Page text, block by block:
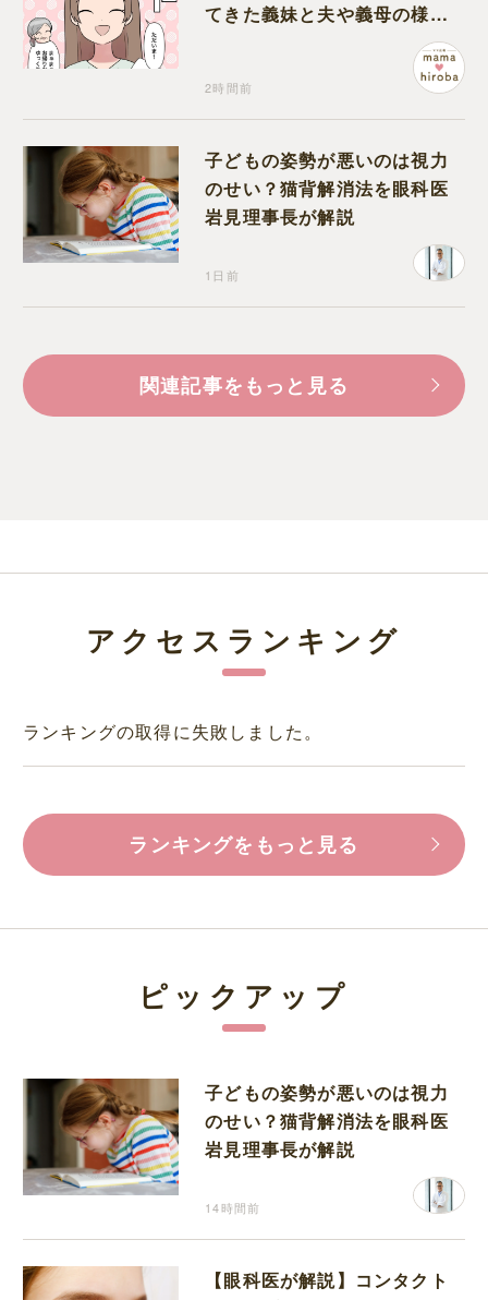
てきた義妹と夫や義母の様子
2時間前
子どもの姿勢が悪いのは視力
のせい？猫背解消法を眼科医
岩見理事長が解説
1日前
関連記事をもっと見る
アクセスランキング
ランキングの取得に失敗しました。
ランキングをもっと見る
ピックアップ
子どもの姿勢が悪いのは視力
のせい？猫背解消法を眼科医
岩見理事長が解説
14時間前
【眼科医が解説】コンタクト